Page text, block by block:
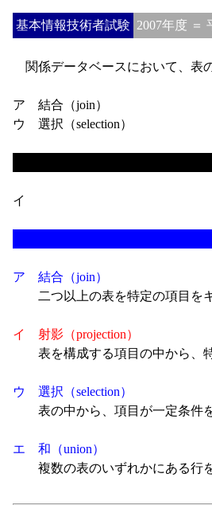
基本情報技術者試験 2007年度 ＝
関係データベースにおいて、表
ア 結合（join）
ウ 選択（selection）
イ
ア 結合（join）
二つ以上の表を特定の項目を
イ 射影（projection）
表を構成する項目の中から、
ウ 選択（selection）
表の中から、項目が一定条件
エ 和（union）
複数の表のいずれかにある行